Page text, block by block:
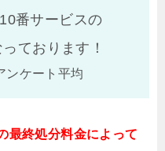
番サービスの
ております！
ケート平均
最終処分料金によって